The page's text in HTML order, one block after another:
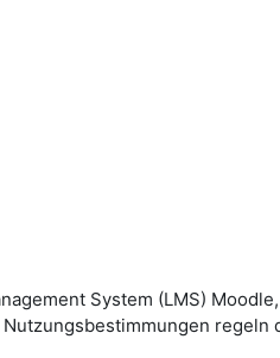
System (LMS)
regeln